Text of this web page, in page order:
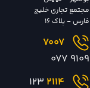
مجتمع تجاری خلیج
فارس - پلاک 16
7007
9109 077
2114
123